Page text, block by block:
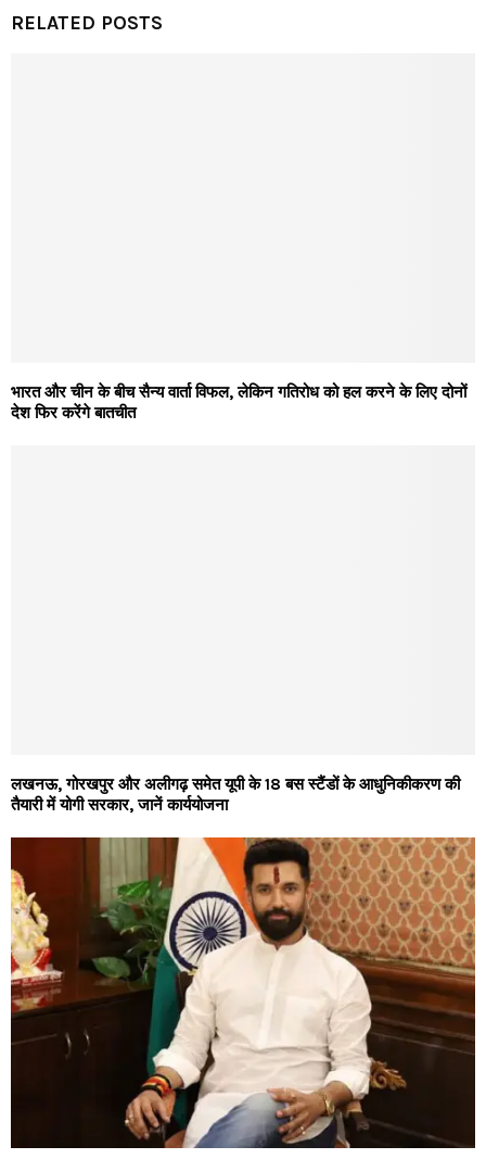
RELATED POSTS
भारत और चीन के बीच सैन्य वार्ता विफल, लेकिन गतिरोध को हल करने के लिए दोनों
देश फिर करेंगे बातचीत
लखनऊ, गोरखपुर और अलीगढ़ समेत यूपी के 18 बस स्टैंडों के आधुनिकीकरण की
तैयारी में योगी सरकार, जानें कार्ययोजना